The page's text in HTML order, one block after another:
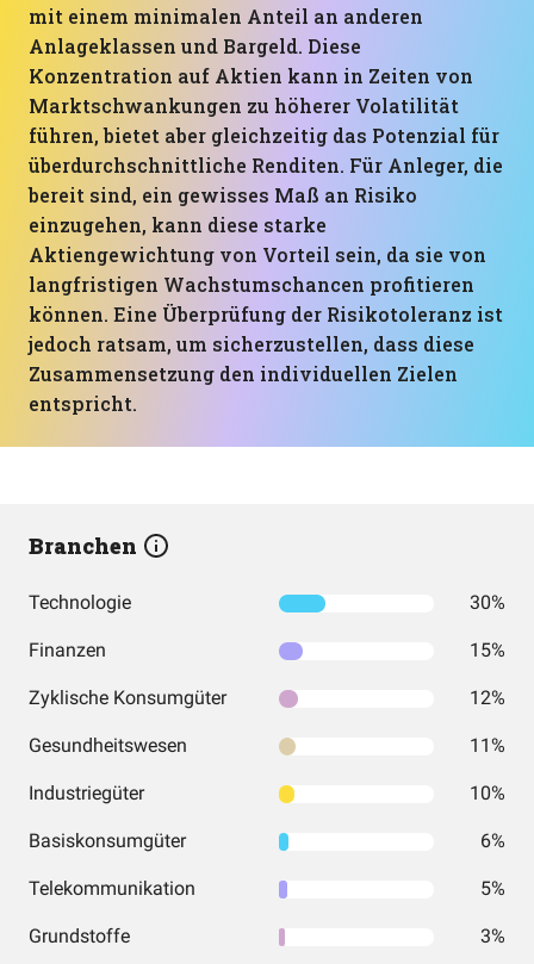
mit einem minimalen Anteil an anderen
Anlageklassen und Bargeld. Diese
Konzentration auf Aktien kann in Zeiten von
Marktschwankungen zu höherer Volatilität
führen, bietet aber gleichzeitig das Potenzial für
überdurchschnittliche Renditen. Für Anleger, die
bereit sind, ein gewisses Maß an Risiko
einzugehen, kann diese starke
Aktiengewichtung von Vorteil sein, da sie von
langfristigen Wachstumschancen profitieren
können. Eine Überprüfung der Risikotoleranz ist
jedoch ratsam, um sicherzustellen, dass diese
Zusammensetzung den individuellen Zielen
entspricht.
Branchen
Technologie 30%
Finanzen 15%
Zyklische Konsumgüter 12%
Gesundheitswesen 11%
Industriegüter 10%
Basiskonsumgüter 6%
Telekommunikation 5%
Grundstoffe 3%